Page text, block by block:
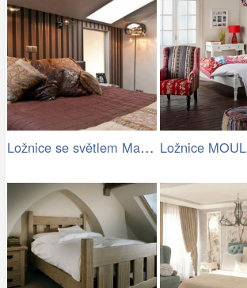
Ložnice se světlem Maxlight MOONLIGHT…